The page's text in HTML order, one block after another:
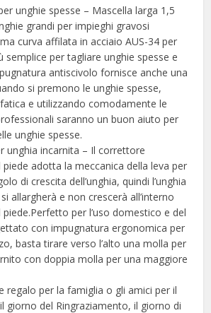
unghie spesse – Mascella larga 1,5
grandi per impieghi gravosi
curva affilata in acciaio AUS-34 per
semplice per tagliare unghie spesse e
antiscivolo fornisce anche una
si premono le unghie spesse,
e utilizzando comodamente le
saranno un buon aiuto per
unghie spesse.
unghia incarnita – Il correttore
piede adotta la meccanica della leva per
di crescita dell’unghia, quindi l’unghia
allargherà e non crescerà all’interno
piede.Perfetto per l’uso domestico e del
con impugnatura ergonomica per
basta tirare verso l’alto una molla per
con doppia molla per una maggiore
regalo per la famiglia o gli amici per il
giorno del Ringraziamento, il giorno di